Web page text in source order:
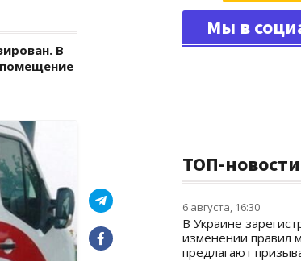
В
Мы в
ТОП-новости
6 августа, 16:30
В Украине
изменении правил
предлагают